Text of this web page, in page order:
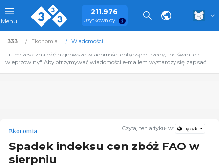
Menu
211.976
Użytkownicy
333 Ekonomia
Wiadomości
Tu możesz znaleźć najnowsze wiadomości dotyczące trzody, "od świni do
wieprzowiny". Aby otrzymywać wiadomości e-mailem wystarczy się zapisać.
Czytaj ten artykuł w: Język
Ekonomia
Spadek indeksu cen zbóż FAO w
sierpniu